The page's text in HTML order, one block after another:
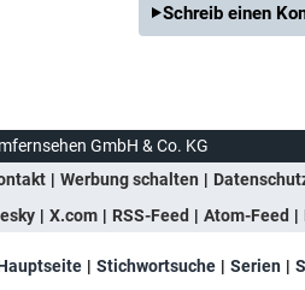
Schreib einen
GmbH & Co. KG
Werbung schalten
X.com RSS-Feed Atom-Feed
Stichwortsuche Serien